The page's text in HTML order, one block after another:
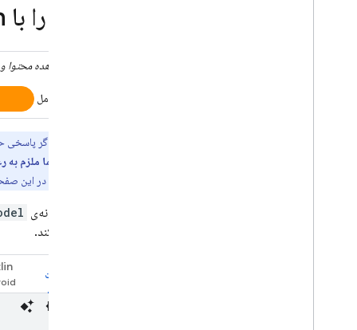
مدل را با
برای مشاهده
پلتفرم عامل
اگر پاسخی
شما ملزم به
بعداً در این
وقتی نمونه‌ی
استفاده کند.
سویفت